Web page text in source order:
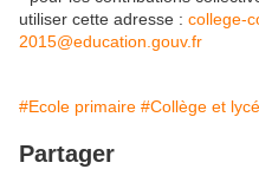
utiliser cette adresse : college-
2015@education.gouv.fr
#Ecole primaire #Collège et
Partager